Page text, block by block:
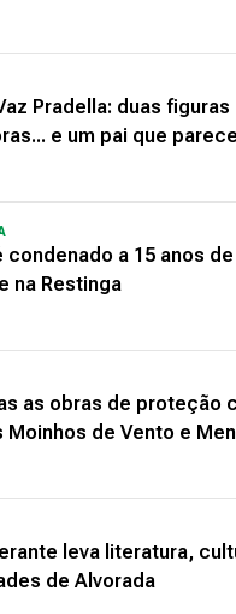
Pradella: duas
e um pai que
condenado a 15 anos
na Restinga
as obras de proteção
de Vento e
leva literatura,
de Alvorada